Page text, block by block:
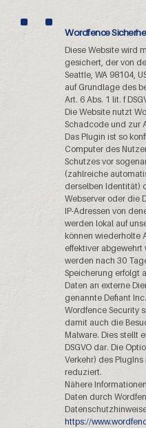
Wordfence
Diese Website wird
gesichert, der von
Seattle, WA 98104,
auf Grundlage des
Art. 6 Abs. 1 lit. f
Die Website nutzt
Schadcode und zur
Das Plugin ist so
Computer des
Schutzes vor
(zahlreiche
derselben Identität)
Webserver oder die
IP-Adressen von
werden lokal auf
können wiederholte
effektiver abgewehrt
werden nach 30
Speicherung erfolgt
Daten an externe
genannte Defiant
Wordfence Security
damit auch die
Malware. Dies stellt
DSGVO dar. Die
Verkehr) des
reduziert.
Nähere
Daten durch
https://